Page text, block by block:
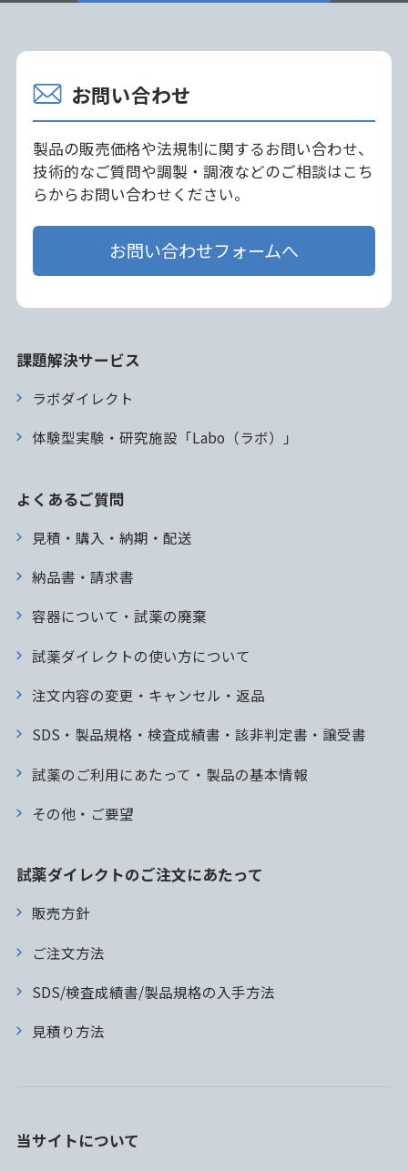
お問い合わせ
製品の販売価格や法規制に関するお問い合わせ、
技術的なご質問や調製・調液などのご相談はこち
らからお問い合わせください。
お問い合わせフォームへ
課題解決サービス
ラボダイレクト
体験型実験・研究施設「Labo（ラボ）」
よくあるご質問
見積・購入・納期・配送
納品書・請求書
容器について・試薬の廃棄
試薬ダイレクトの使い方について
注文内容の変更・キャンセル・返品
SDS・製品規格・検査成績書・該非判定書・譲受書
試薬のご利用にあたって・製品の基本情報
その他・ご要望
試薬ダイレクトのご注文にあたって
販売方針
ご注文方法
SDS/検査成績書/製品規格の入手方法
見積り方法
当サイトについて